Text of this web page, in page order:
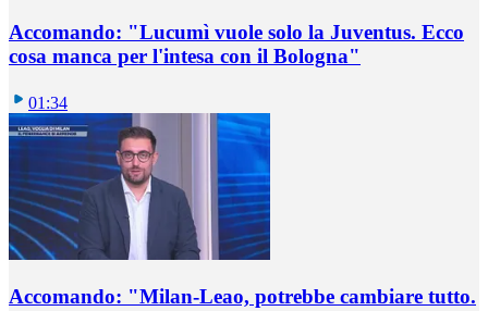
Accomando: "Lucumì vuole solo la Juventus. Ecco
cosa manca per l'intesa con il Bologna"
01:34
Accomando: "Milan-Leao, potrebbe cambiare tutto.